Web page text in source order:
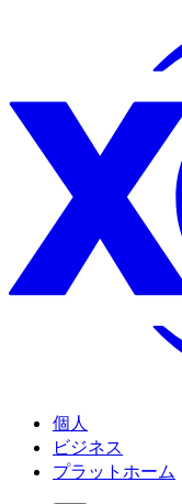
個人
ビジネス
プラットホーム